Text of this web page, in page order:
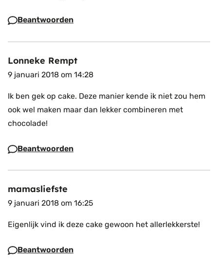
Beantwoorden
Lonneke Rempt
9 januari 2018 om 14:28
Ik ben gek op cake. Deze manier kende ik niet zou hem
ook wel maken maar dan lekker combineren met
chocolade!
Beantwoorden
mamasliefste
9 januari 2018 om 16:25
Eigenlijk vind ik deze cake gewoon het allerlekkerste!
Beantwoorden